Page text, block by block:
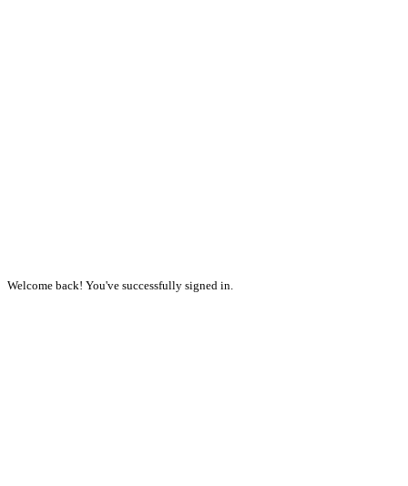
Welcome back! You've successfully signed in.